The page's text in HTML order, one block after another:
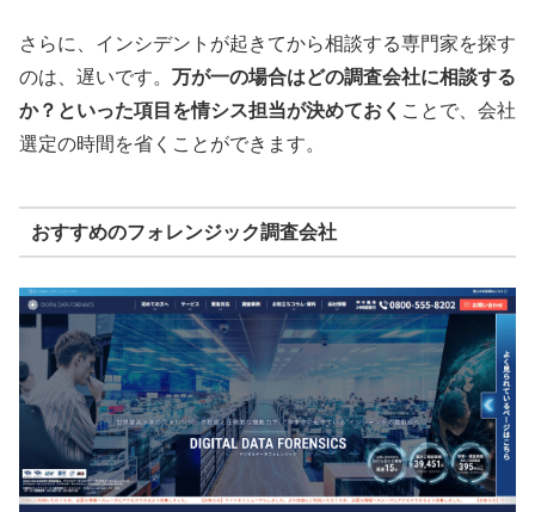
さらに、インシデントが起きてから相談する専門家を探す
のは、遅いです。 万が一の場合はどの調査会社に相談する
か？といった項目を情シス担当が決めておく ことで、会社
選定の時間を省くことができます。
おすすめのフォレンジック調査会社